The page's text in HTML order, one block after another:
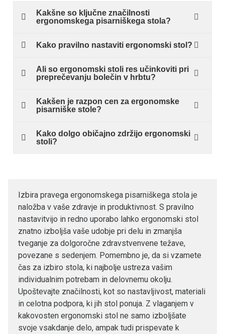
Kakšne so ključne značilnosti
ergonomskega pisarniškega stola?
Kako pravilno nastaviti ergonomski stol?
Ali so ergonomski stoli res učinkoviti pri
preprečevanju bolečin v hrbtu?
Kakšen je razpon cen za ergonomske
pisarniške stole?
Kako dolgo običajno zdržijo ergonomski
stoli?
Izbira pravega ergonomskega pisarniškega stola je
naložba v vaše zdravje in produktivnost. S pravilno
nastavitvijo in redno uporabo lahko ergonomski stol
znatno izboljša vaše udobje pri delu in zmanjša
tveganje za dolgoročne zdravstvenvene težave,
povezane s sedenjem. Pomembno je, da si vzamete
čas za izbiro stola, ki najbolje ustreza vašim
individualnim potrebam in delovnemu okolju.
Upoštevajte značilnosti, kot so nastavljivost, materiali
in celotna podpora, ki jih stol ponuja. Z vlaganjem v
kakovosten ergonomski stol ne samo izboljšate
svoje vsakdanje delo, ampak tudi prispevate k